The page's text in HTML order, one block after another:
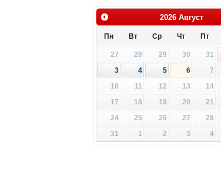
2026 Август
Пн Вт Ср Чт Пт
27 28 29 30 31
3
4 5 6 7
10
11 12 13 14
17
18 19 20 21
24
25 26 27 28
31
1 2 3 4